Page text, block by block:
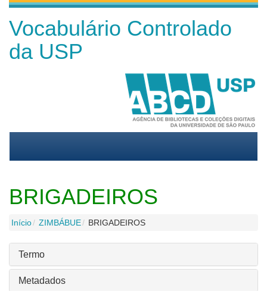
Vocabulário Controlado
da USP
BRIGADEIROS
Início ZIMBÁBUE BRIGADEIROS
Termo
Metadados